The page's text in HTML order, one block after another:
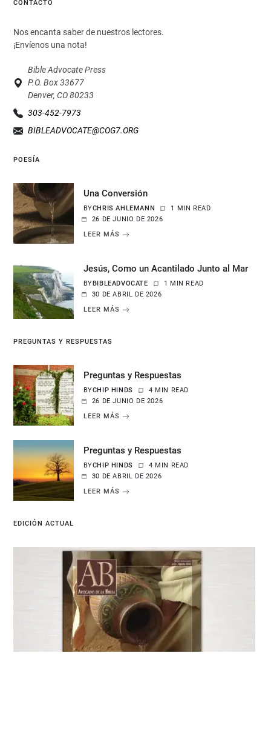
CONTACTO
Nos encanta saber de nuestros lectores.
¡Envíenos una nota!
Bible Advocate Press
P.O. Box 33677
Denver, CO 80233
303-452-7973
BIBLEADVOCATE@COG7.ORG
POESÍA
Una Conversión
BYCHRIS AHLEMANN
1 MIN READ
26 DE JUNIO DE 2026
LEER MÁS
Jesús, Como un Acantilado Junto al Mar
BY BIBLEADVOCATE
1 MIN READ
30 DE ABRIL DE 2026
LEER MÁS
PREGUNTAS Y RESPUESTAS
Preguntas y Respuestas
BYCHIP HINDS
4 MIN READ
26 DE JUNIO DE 2026
LEER MÁS
Preguntas y Respuestas
BYCHIP HINDS
4 MIN READ
30 DE ABRIL DE 2026
LEER MÁS
EDICIÓN ACTUAL